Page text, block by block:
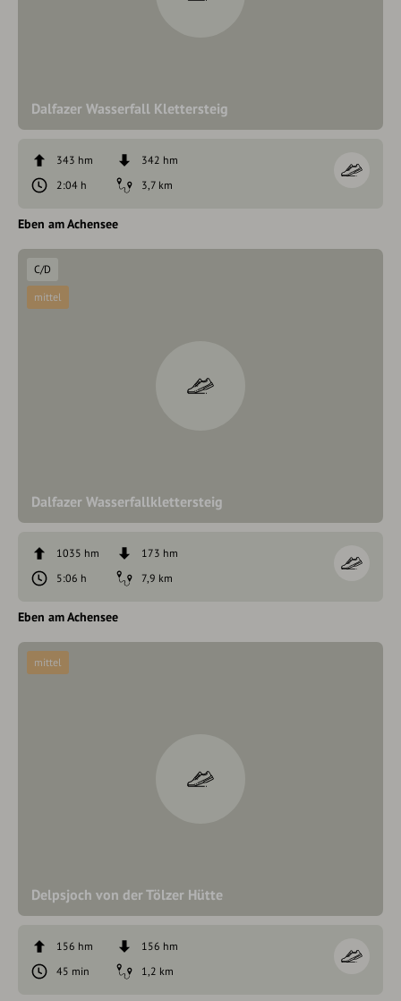
Dalfazer Wasserfall Klettersteig
343 hm
342 hm
2:04 h
3,7 km
Eben am Achensee
Dalfazer Wasserfallklettersteig
C/D
mittel
1035 hm
173 hm
5:06 h
7,9 km
Eben am Achensee
Delpsjoch von der Tölzer Hütte
mittel
156 hm
156 hm
45 min
1,2 km